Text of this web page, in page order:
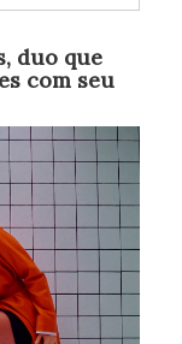
duo que
com seu